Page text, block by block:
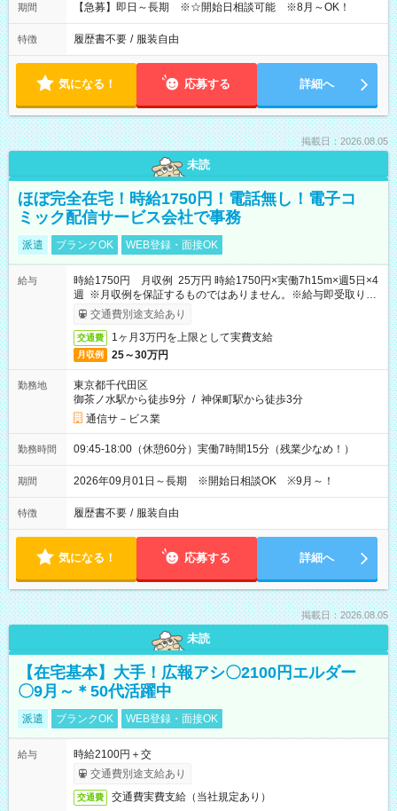
期間 【急募】即日～長期 ※☆開始日相談可能 ※8月～OK！
特徴 履歴書不要 / 服装自由
気になる！ 応募する 詳細へ
掲載日：2026.08.05
未読
ほぼ完全在宅！時給1750円！電話無し！電子コ
ミック配信サービス会社で事務
派遣 ブランクOK WEB登録・面接OK
給与
時給1750円 月収例 25万円 時給1750円×実働7h15m×週5日×4
週 ※月収例を保証するものではありません。※給与即受取りサ
ービス利用可（利用条件有）
交通費別途支給あり
交通費 1ヶ月3万円を上限として実費支給
月収例 25～30万円
勤務地
東京都千代田区
御茶ノ水駅から徒歩9分 / 神保町駅から徒歩3分
通信サ－ビス業
勤務時間 09:45-18:00（休憩60分）実働7時間15分（残業少なめ！）
期間 2026年09月01日～長期 ※開始日相談OK ※9月～！
特徴 履歴書不要 / 服装自由
気になる！ 応募する 詳細へ
掲載日：2026.08.05
未読
【在宅基本】大手！広報アシ〇2100円エルダー
〇9月～＊50代活躍中
派遣 ブランクOK WEB登録・面接OK
給与
時給2100円＋交
交通費別途支給あり
交通費 交通費実費支給（当社規定あり）